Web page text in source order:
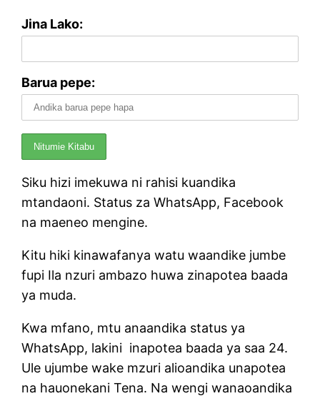
Jina Lako:
Barua pepe:
Siku hizi imekuwa ni rahisi kuandika
mtandaoni. Status za WhatsApp, Facebook
na maeneo mengine.
Kitu hiki kinawafanya watu waandike jumbe
fupi Ila nzuri ambazo huwa zinapotea baada
ya muda.
Kwa mfano, mtu anaandika status ya
WhatsApp, lakini inapotea baada ya saa 24.
Ule ujumbe wake mzuri alioandika unapotea
na hauonekani Tena. Na wengi wanaoandika